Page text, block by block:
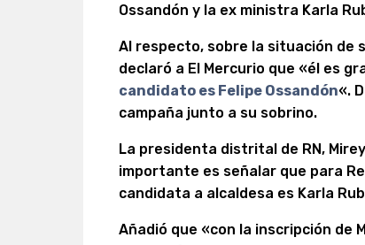
Ossandón y la ex ministra Karla
Al respecto, sobre la situación de
declaró a El Mercurio que «él es
candidato es Felipe Ossandón«.
campaña junto a su sobrino.
La presidenta distrital de RN,
importante es señalar que para
candidata a alcaldesa es Karla
Añadió que «con la inscripción de